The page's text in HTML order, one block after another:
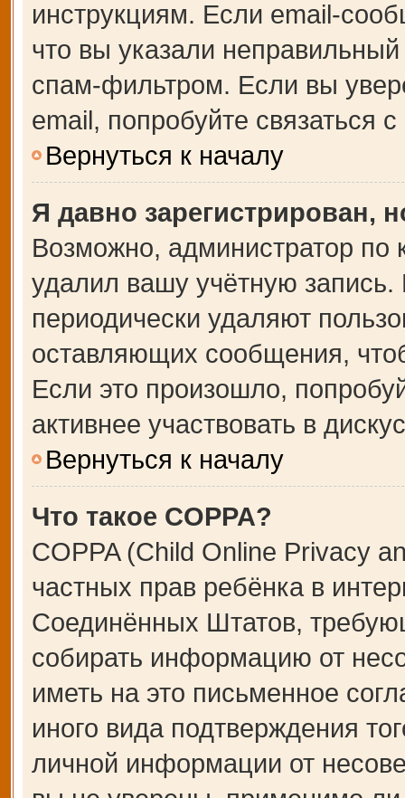
инструкциям. Если email-
что вы указали
спам-фильтром. Если вы
email, попробуйте связаться
Вернуться к началу
Я давно зарегистрирован,
Возможно, администратор по
удалил вашу учётную
периодически удаляют
оставляющих сообщения,
Если это произошло,
активнее участвовать в
Вернуться к началу
Что такое COPPA?
COPPA (Child Online Privacy
частных прав ребёнка в
Соединённых Штатов,
собирать информацию от
иметь на это письменное
иного вида подтверждения
личной информации от